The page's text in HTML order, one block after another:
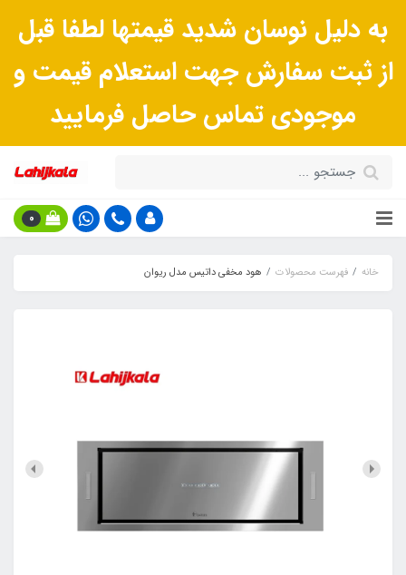
به دلیل نوسان شدید قیمتها لطفا قبل
از ثبت سفارش جهت استعلام قیمت و
موجودی تماس حاصل فرمایید
0
خانه فهرست محصولات هود مخفی داتیس مدل ریوان